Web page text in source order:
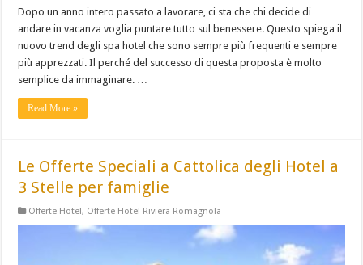
Dopo un anno intero passato a lavorare, ci sta che chi decide di
andare in vacanza voglia puntare tutto sul benessere. Questo spiega il
nuovo trend degli spa hotel che sono sempre più frequenti e sempre
più apprezzati. Il perché del successo di questa proposta è molto
semplice da immaginare. …
Read More »
Le Offerte Speciali a Cattolica degli Hotel a
3 Stelle per famiglie
Offerte Hotel, Offerte Hotel Riviera Romagnola